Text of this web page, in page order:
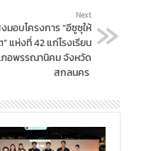
Next
มอบโครงการ “อีซูซุให้
แห่งที่ 42 แก่โรงเรียน
ภอพรรณานิคม จังหวัด
สกลนคร